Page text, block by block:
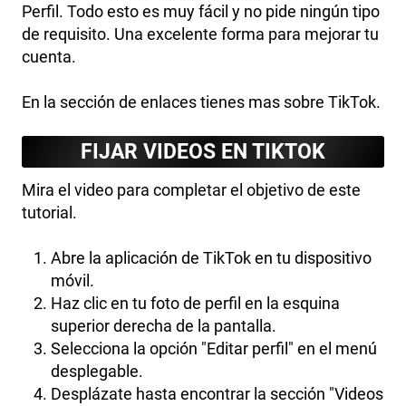
Perfil. Todo esto es muy fácil y no pide ningún tipo
de requisito. Una excelente forma para mejorar tu
cuenta.
En la sección de enlaces tienes mas sobre TikTok.
FIJAR VIDEOS EN TIKTOK
Mira el video para completar el objetivo de este
tutorial.
Abre la aplicación de TikTok en tu dispositivo
móvil.
Haz clic en tu foto de perfil en la esquina
superior derecha de la pantalla.
Selecciona la opción "Editar perfil" en el menú
desplegable.
Desplázate hasta encontrar la sección "Videos